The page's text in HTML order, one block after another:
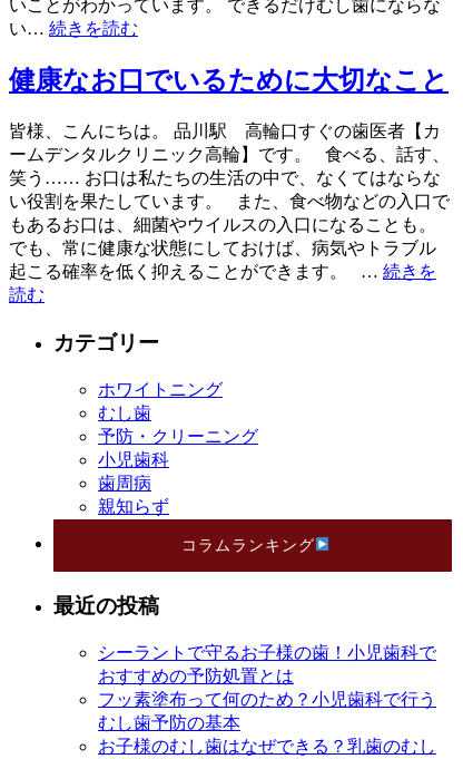
いことがわかっています。 できるだけむし歯にならな
い… 続きを読む
健康なお口でいるために大切なこと
皆様、こんにちは。 品川駅 高輪口すぐの歯医者【カ
ームデンタルクリニック高輪】です。 食べる、話す、
笑う…… お口は私たちの生活の中で、なくてはならな
い役割を果たしています。 また、食べ物などの入口で
もあるお口は、細菌やウイルスの入口になることも。
でも、常に健康な状態にしておけば、病気やトラブル
起こる確率を低く抑えることができます。 … 続きを
読む
カテゴリー
ホワイトニング
むし歯
予防・クリーニング
小児歯科
歯周病
親知らず
コラムランキング
最近の投稿
シーラントで守るお子様の歯！小児歯科で
おすすめの予防処置とは
フッ素塗布って何のため？小児歯科で行う
むし歯予防の基本
お子様のむし歯はなぜできる？乳歯のむし